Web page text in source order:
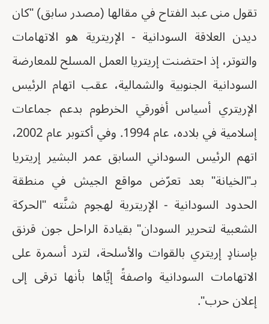
تقول منى عبد الفتاح في مقالها (مصدر سابق) "كان
ديدن العلاقة السودانية - الإريترية هو الاتهامات
والتوتر، إذ احتضنت إريتريا العمل المسلح للمعارضة
السودانية الجنوبية والشمالية، عقب اتهام الرئيس
الإريتري أسياس أفورقي الخرطوم بدعم جماعات
إسلامية في بلاده، عام 1994. وفي أكتوبر عام 2002،
اتهم الرئيس السوداني السابق عمر البشير إريتريا
بـ"الخيانة" بعد تعرّض مواقع الجيش في منطقة
الحدود السودانية - الإريترية لهجوم شنَّته "الحركة
الشعبية لتحرير السودان" بقيادة الراحل جون قرنق
بإسنادٍ إريتري بالقوات والأسلحة، لترد أسمرة على
الاتهامات السودانية واصفةً إيَّاها بأنها ترقى إلى
إعلان حرب".